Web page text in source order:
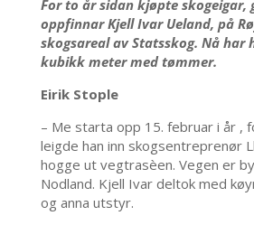
For to år sidan kjøpte skogeigar,
oppfinnar Kjell Ivar Ueland, på
skogsareal av Statsskog. Nå har
kubikk meter med tømmer.
Eirik Stople
– Me starta opp 15. februar i år ,
leigde han inn skogsentreprenør
hogge ut vegtrasèen. Vegen er
Nodland. Kjell Ivar deltok med
og anna utstyr.